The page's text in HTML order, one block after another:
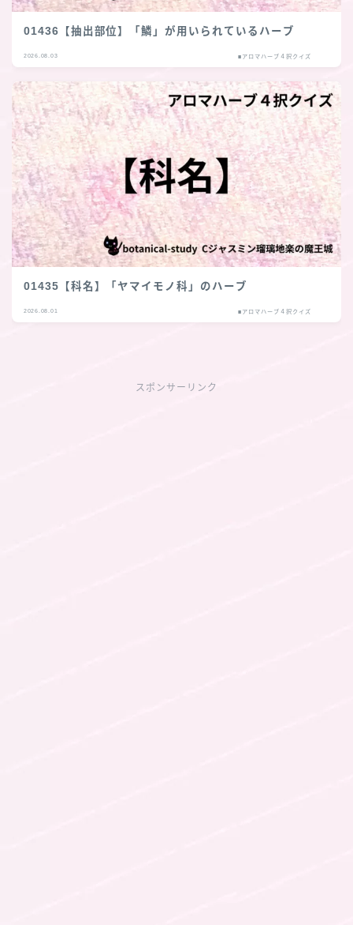
01436【抽出部位】「鱗」が用いられているハーブ
2026.08.03 ■アロマハーブ４択クイズ
01435【科名】「ヤマイモノ科」のハーブ
2026.08.01 ■アロマハーブ４択クイズ
スポンサーリンク